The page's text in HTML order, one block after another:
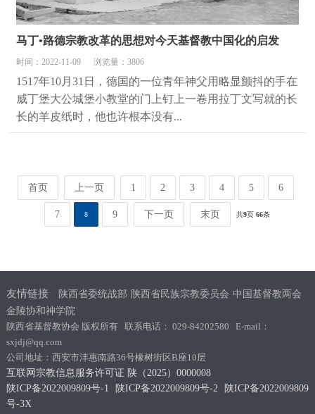
马丁•路德宗教改革的思想对今天基督教中国化的启发
时间：2022-11-09 浏览量：3806
1517年10月31日，德国的一位青年神父用略显颤抖的手在
威丁堡大公城堡小教堂的门上钉上一卷用拉丁文写就的长
长的羊皮纸时，他也许根本没有...
首页 上一页 1 2 3 4 5 6
7 8 9 下一页 末页 共9页66条
友情链接 陕西省委统战部 陕西省民族宗教委员会 中国基督教两会
金陵协和神学院
陕西省基督教协会 版权所有 联系电话： 029-84202580 E-mail：
sxjdj@qq.com
公司地址：西安市沣惠南路36号橡树街区B座10层
互联网宗教信息服务许可证 陕（2025）0000008
陕ICP备2022009809号-1
陕ICP备2022009809号-2
陕ICP备2022009809
号-3X